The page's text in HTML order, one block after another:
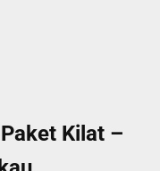
Kilat –